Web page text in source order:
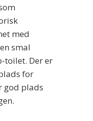
med
smal
toilet. Der er
for
god plads